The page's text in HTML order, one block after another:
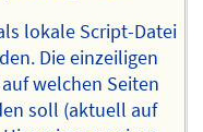
lokale Script-Datei
Die einzeiligen
welchen Seiten
soll (aktuell auf